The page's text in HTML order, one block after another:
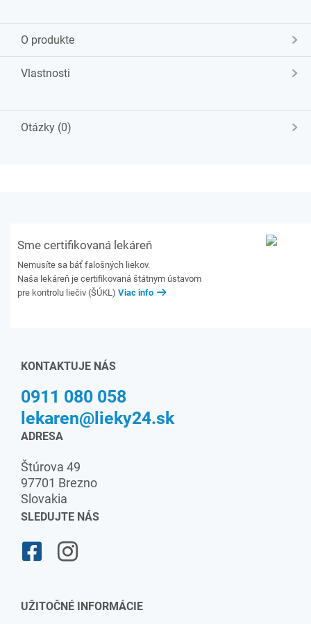
O produkte
Vlastnosti
Otázky (0)
Sme certifikovaná lekáreň
Nemusíte sa báť falošných liekov.
Naša lekáreň je certifikovaná štátnym ústavom
pre kontrolu liečiv (ŠÚKL) Viac info
KONTAKTUJE NÁS
0911 080 058
lekaren@lieky24.sk
ADRESA
Štúrova 49
97701 Brezno
Slovakia
SLEDUJTE NÁS
UŽITOČNÉ INFORMÁCIE